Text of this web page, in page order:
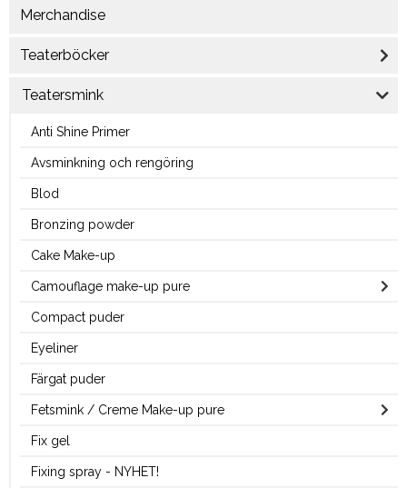
Merchandise
Teaterböcker
Teatersmink
Anti Shine Primer
Avsminkning och rengöring
Blod
Bronzing powder
Cake Make-up
Camouflage make-up pure
Compact puder
Eyeliner
Färgat puder
Fetsmink / Creme Make-up pure
Fix gel
Fixing spray - NYHET!